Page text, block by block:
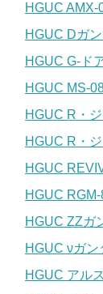
HGUC AMX-
HGUC Dガ
HGUC G-ド
HGUC MS-
HGUC R・
HGUC R・
HGUC
HGUC
HGUC ZZガ
HGUC νガ
HGUC アル